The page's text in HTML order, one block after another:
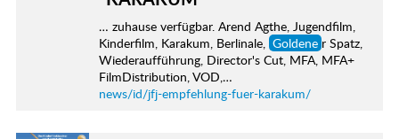
… zuhause verfügbar. Arend Agthe, Jugendfilm,
Kinderfilm, Karakum, Berlinale, Goldene r Spatz,
Wiederaufführung, Director's Cut, MFA, MFA+
FilmDistribution, VOD,…
news/id/jfj-empfehlung-fuer-karakum/